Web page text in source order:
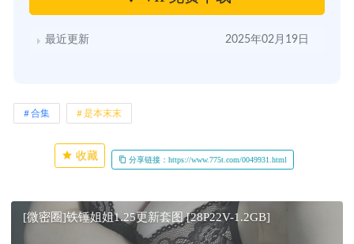
最近更新 2025年02月19日
合集 是本末末
收藏 分享链接：https://www.775t.com/0049931.html
[微密圈]铁锤姐姐1.25更新套图 [28P22V-1.2GB]